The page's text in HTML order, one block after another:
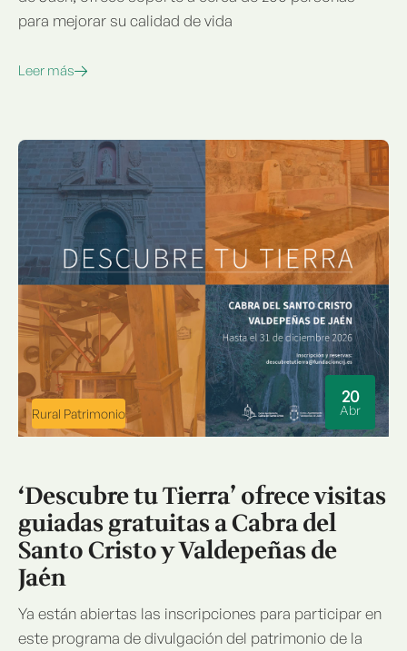
para mejorar su calidad de vida
Leer más
Rural Patrimonio
20
Abr
‘Descubre tu Tierra’ ofrece visitas
guiadas gratuitas a Cabra del
Santo Cristo y Valdepeñas de
Jaén
Ya están abiertas las inscripciones para participar en
este programa de divulgación del patrimonio de la